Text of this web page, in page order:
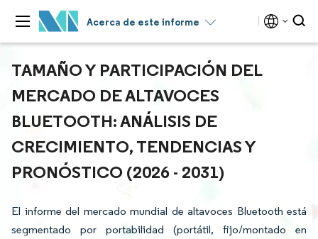
Acerca de este informe
TAMAÑO Y PARTICIPACIÓN DEL
MERCADO DE ALTAVOCES
BLUETOOTH: ANÁLISIS DE
CRECIMIENTO, TENDENCIAS Y
PRONÓSTICO (2026 - 2031)
El informe del mercado mundial de altavoces Bluetooth está
segmentado por portabilidad (portátil, fijo/montado en